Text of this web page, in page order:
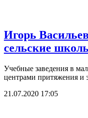
Игорь
сельские
Учебные заведения в
центрами притяжения и
21.07.2020 17:05